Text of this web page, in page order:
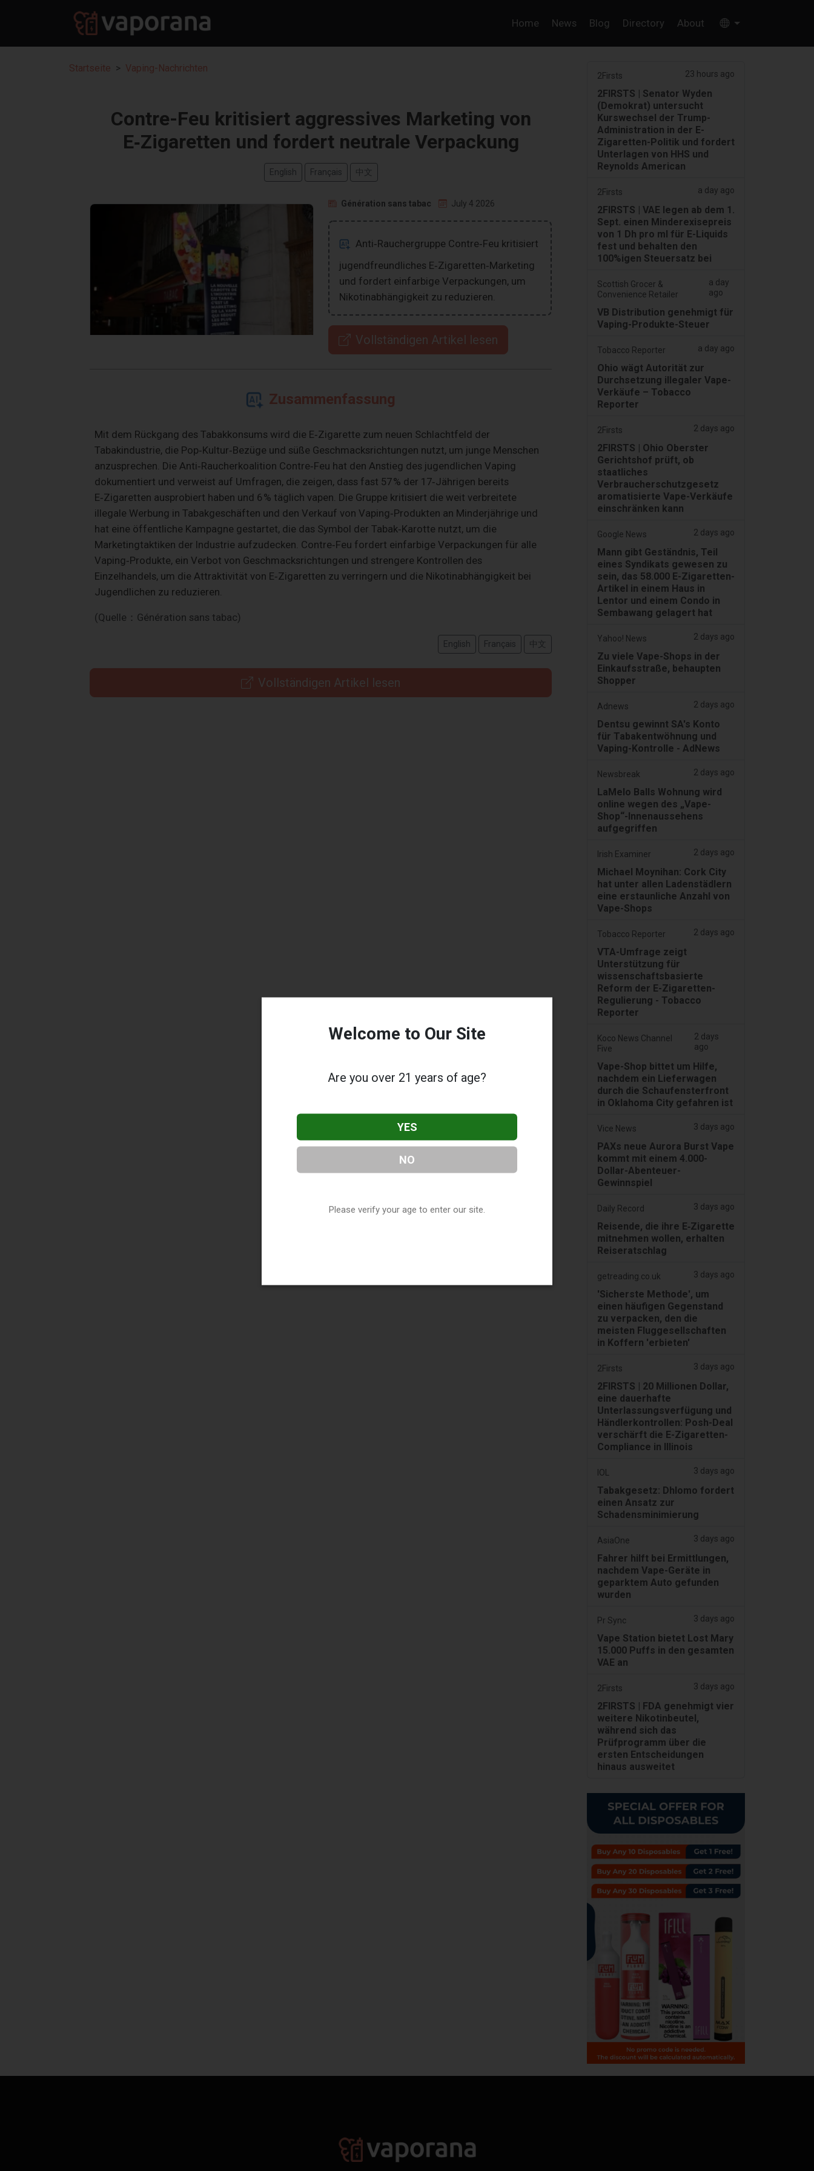
Home News Blog Directory About
Startseite Vaping-Nachrichten
Contre-Feu kritisiert aggressives Marketing von
E‑Zigaretten und fordert neutrale Verpackung
English Français 中文
Génération sans tabac July 4 2026
Anti‑Rauchergruppe Contre‑Feu kritisiert
jugendfreundliches E‑Zigaretten‑Marketing
und fordert einfarbige Verpackungen, um
Nikotinabhängigkeit zu reduzieren.
Vollständigen Artikel lesen
Zusammenfassung
Mit dem Rückgang des Tabakkonsums wird die E‑Zigarette zum neuen Schlachtfeld der
Tabakindustrie, die Pop‑Kultur‑Bezüge und süße Geschmacksrichtungen nutzt, um junge Menschen
anzusprechen. Die Anti‑Raucherkoalition Contre‑Feu hat den Anstieg des jugendlichen Vaping
dokumentiert und verweist auf Umfragen, die zeigen, dass fast 57 % der 17‑Jährigen bereits
E‑Zigaretten ausprobiert haben und 6 % täglich vapen. Die Gruppe kritisiert die weit verbreitete
illegale Werbung in Tabakgeschäften und den Verkauf von Vaping‑Produkten an Minderjährige und
hat eine öffentliche Kampagne gestartet, die das Symbol der Tabak‑Karotte nutzt, um die
Marketingtaktiken der Industrie aufzudecken. Contre‑Feu fordert einfarbige Verpackungen für alle
Vaping‑Produkte, ein Verbot von Geschmacksrichtungen und strengere Kontrollen des
Einzelhandels, um die Attraktivität von E‑Zigaretten zu verringern und die Nikotinabhängigkeit bei
Jugendlichen zu reduzieren.
(Quelle：Génération sans tabac)
English Français 中文
Vollständigen Artikel lesen
2Firsts 23 hours ago
2FIRSTS | Senator Wyden
(Demokrat) untersucht
Kurswechsel der Trump-
Administration in der E-
Zigaretten-Politik und fordert
Unterlagen von HHS und
Reynolds American
2Firsts a day ago
2FIRSTS | VAE legen ab dem 1.
Sept. einen Minderexisepreis
von 1 Dh pro ml für E-Liquids
fest und behalten den
100%igen Steuersatz bei
Scottish Grocer &
Convenience Retailer
a day
ago
VB Distribution genehmigt für
Vaping-Produkte-Steuer
Tobacco Reporter a day ago
Ohio wägt Autorität zur
Durchsetzung illegaler Vape-
Verkäufe – Tobacco
Reporter
2Firsts 2 days ago
2FIRSTS | Ohio Oberster
Gerichtshof prüft, ob
staatliches
Verbraucherschutzgesetz
aromatisierte Vape-Verkäufe
einschränken kann
Google News 2 days ago
Mann gibt Geständnis, Teil
eines Syndikats gewesen zu
sein, das 58.000 E-Zigaretten-
Artikel in einem Haus in
Lentor und einem Condo in
Sembawang gelagert hat
Yahoo! News 2 days ago
Zu viele Vape-Shops in der
Einkaufsstraße, behaupten
Shopper
Adnews 2 days ago
Dentsu gewinnt SA's Konto
für Tabakentwöhnung und
Vaping-Kontrolle - AdNews
Newsbreak 2 days ago
LaMelo Balls Wohnung wird
online wegen des „Vape-
Shop“-Innenaussehens
aufgegriffen
Irish Examiner 2 days ago
Michael Moynihan: Cork City
hat unter allen Ladenstädlern
eine erstaunliche Anzahl von
Vape-Shops
Tobacco Reporter 2 days ago
VTA-Umfrage zeigt
Unterstützung für
wissenschaftsbasierte
Reform der E-Zigaretten-
Regulierung - Tobacco
Reporter
Koco News Channel
Five
2 days
ago
Vape-Shop bittet um Hilfe,
nachdem ein Lieferwagen
durch die Schaufensterfront
in Oklahoma City gefahren ist
Vice News 3 days ago
PAXs neue Aurora Burst Vape
kommt mit einem 4.000-
Dollar-Abenteuer-
Gewinnspiel
Daily Record 3 days ago
Reisende, die ihre E‑Zigarette
mitnehmen wollen, erhalten
Reiseratschlag
getreading.co.uk 3 days ago
'Sicherste Methode', um
einen häufigen Gegenstand
zu verpacken, den die
meisten Fluggesellschaften
in Koffern 'erbieten'
2Firsts 3 days ago
2FIRSTS | 20 Millionen Dollar,
eine dauerhafte
Unterlassungsverfügung und
Händlerkontrollen: Posh-Deal
verschärft die E-Zigaretten-
Compliance in Illinois
IOL 3 days ago
Tabakgesetz: Dhlomo fordert
einen Ansatz zur
Schadensminimierung
AsiaOne 3 days ago
Fahrer hilft bei Ermittlungen,
nachdem Vape-Geräte in
geparktem Auto gefunden
wurden
Pr Sync 3 days ago
Vape Station bietet Lost Mary
15.000 Puffs in den gesamten
VAE an
2Firsts 3 days ago
2FIRSTS | FDA genehmigt vier
weitere Nikotinbeutel,
während sich das
Prüfprogramm über die
ersten Entscheidungen
hinaus ausweitet
Welcome to Our Site
Are you over 21 years of age?
YES
NO
Please verify your age to enter our site.